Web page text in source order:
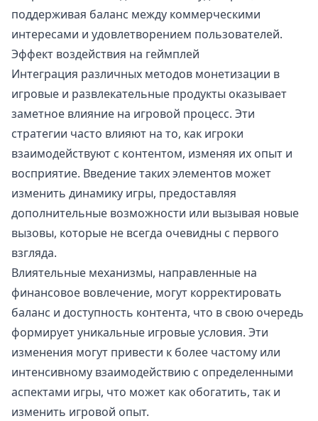
поддерживая баланс между коммерческими
интересами и удовлетворением пользователей.
Эффект воздействия на геймплей
Интеграция различных методов монетизации в
игровые и развлекательные продукты оказывает
заметное влияние на игровой процесс. Эти
стратегии часто влияют на то, как игроки
взаимодействуют с контентом, изменяя их опыт и
восприятие. Введение таких элементов может
изменить динамику игры, предоставляя
дополнительные возможности или вызывая новые
вызовы, которые не всегда очевидны с первого
взгляда.
Влиятельные механизмы, направленные на
финансовое вовлечение, могут корректировать
баланс и доступность контента, что в свою очередь
формирует уникальные игровые условия. Эти
изменения могут привести к более частому или
интенсивному взаимодействию с определенными
аспектами игры, что может как обогатить, так и
изменить игровой опыт.